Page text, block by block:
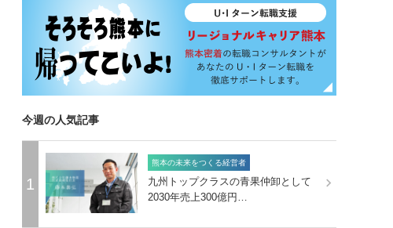
今週の人気記事
1
熊本の未来をつくる経営者
九州トップクラスの青果仲卸として
2030年売上300億円…